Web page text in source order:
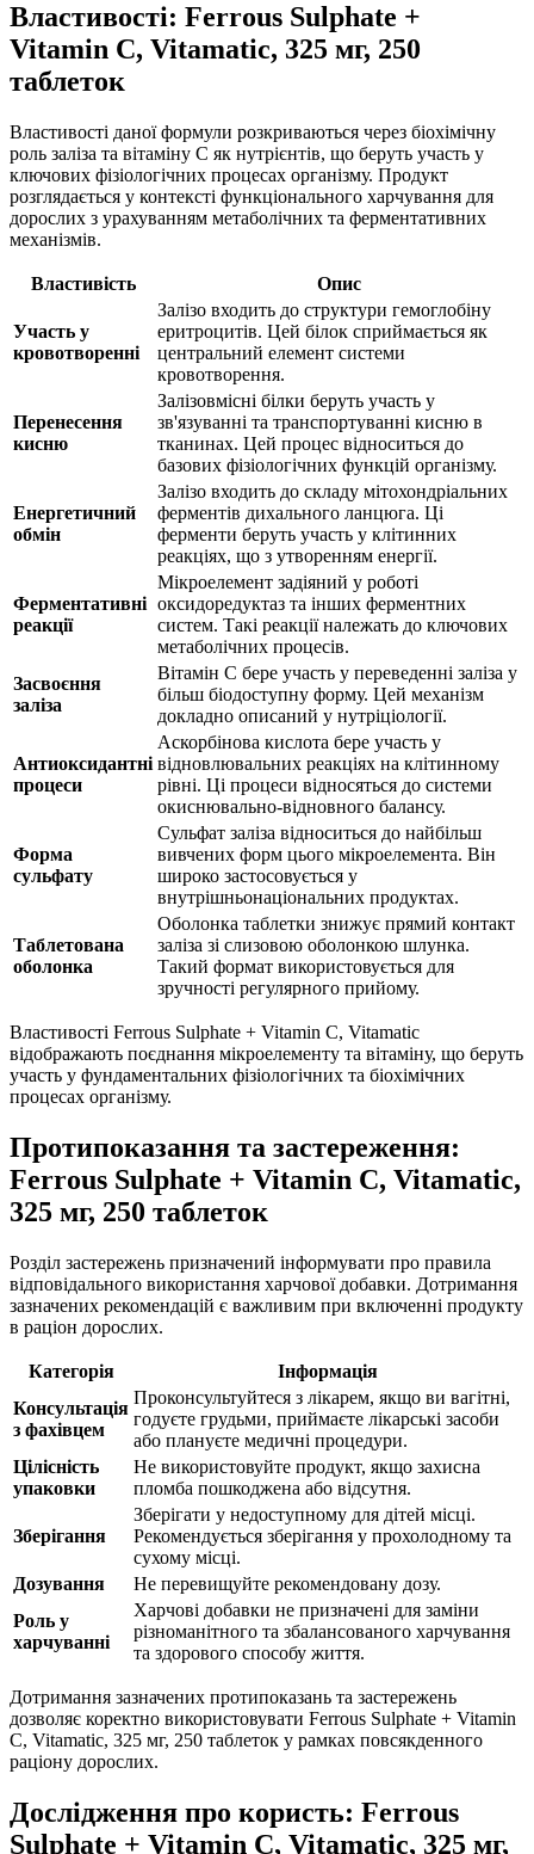
Властивості: Ferrous Sulphate +
Vitamin C, Vitamatic, 325 мг, 250
таблеток
Властивості даної формули розкриваються через біохімічну
роль заліза та вітаміну C як нутрієнтів, що беруть участь у
ключових фізіологічних процесах організму. Продукт
розглядається у контексті функціонального харчування для
дорослих з урахуванням метаболічних та ферментативних
механізмів.
Властивість Опис
Участь у
кровотворенні
Залізо входить до структури гемоглобіну
еритроцитів. Цей білок сприймається як
центральний елемент системи
кровотворення.
Перенесення
кисню
Залізовмісні білки беруть участь у
зв'язуванні та транспортуванні кисню в
тканинах. Цей процес відноситься до
базових фізіологічних функцій організму.
Енергетичний
обмін
Залізо входить до складу мітохондріальних
ферментів дихального ланцюга. Ці
ферменти беруть участь у клітинних
реакціях, що з утворенням енергії.
Ферментативні
реакції
Мікроелемент задіяний у роботі
оксидоредуктаз та інших ферментних
систем. Такі реакції належать до ключових
метаболічних процесів.
Засвоєння
заліза
Вітамін C бере участь у переведенні заліза у
більш біодоступну форму. Цей механізм
докладно описаний у нутріціології.
Антиоксидантні
процеси
Аскорбінова кислота бере участь у
відновлювальних реакціях на клітинному
рівні. Ці процеси відносяться до системи
окиснювально-відновного балансу.
Форма
сульфату
Сульфат заліза відноситься до найбільш
вивчених форм цього мікроелемента. Він
широко застосовується у
внутрішньонаціональних продуктах.
Таблетована
оболонка
Оболонка таблетки знижує прямий контакт
заліза зі слизовою оболонкою шлунка.
Такий формат використовується для
зручності регулярного прийому.
Властивості Ferrous Sulphate + Vitamin C, Vitamatic
відображають поєднання мікроелементу та вітаміну, що беруть
участь у фундаментальних фізіологічних та біохімічних
процесах організму.
Протипоказання та застереження:
Ferrous Sulphate + Vitamin C, Vitamatic,
325 мг, 250 таблеток
Розділ застережень призначений інформувати про правила
відповідального використання харчової добавки. Дотримання
зазначених рекомендацій є важливим при включенні продукту
в раціон дорослих.
Категорія
Інформація
Консультація
з фахівцем
Проконсультуйтеся з лікарем, якщо ви вагітні,
годуєте грудьми, приймаєте лікарські засоби
або плануєте медичні процедури.
Цілісність
упаковки
Не використовуйте продукт, якщо захисна
пломба пошкоджена або відсутня.
Зберігання
Зберігати у недоступному для дітей місці.
Рекомендується зберігання у прохолодному та
сухому місці.
Дозування
Не перевищуйте рекомендовану дозу.
Роль у
харчуванні
Харчові добавки не призначені для заміни
різноманітного та збалансованого харчування
та здорового способу життя.
Дотримання зазначених протипоказань та застережень
дозволяє коректно використовувати Ferrous Sulphate + Vitamin
C, Vitamatic, 325 мг, 250 таблеток у рамках повсякденного
раціону дорослих.
Дослідження про користь: Ferrous
Sulphate + Vitamin C, Vitamatic, 325 мг,